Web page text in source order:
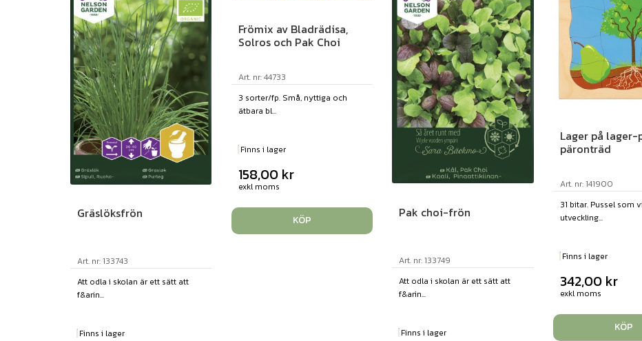
Gräslöksfrön
Art. nr: 133743
Att odla i skolan är ett sätt att
f&arin...
Finns i lager
Frömix av Bladrädisa,
Solros och Pak Choi
Art. nr: 44733
3 sorter/fp. Små, nyttiga och
ätbara bl...
Finns i lager
158,00 kr
exkl moms
KÖP
Pak choi-frön
Art. nr: 133749
Att odla i skolan är ett sätt att
f&arin...
Finns i lager
Lager på lager-
päronträd
Art. nr: 141900
31 bitar. Pussel som
utveckling...
Finns i lager
342,00 kr
exkl moms
KÖP